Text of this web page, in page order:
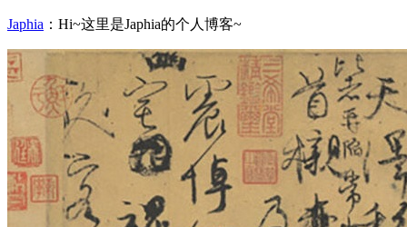
Japhia ：Hi~这里是Japhia的个人博客~